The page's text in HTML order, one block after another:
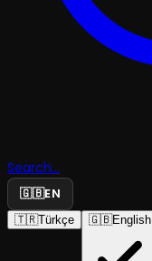
Search...
🇬🇧EN
🇹🇷Türkçe 🇬🇧English